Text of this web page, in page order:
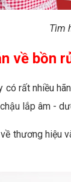
Tìm
về bồn
có rất nhiều
lắp âm -
thương hiệu